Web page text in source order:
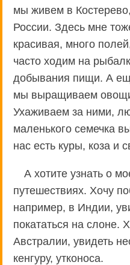
мы живем в
России. Здесь мне
красивая, много
часто ходим на
добывания пищи. А
мы выращиваем
Ухаживаем за ними,
маленького семечка
нас есть куры, коза и
А хотите узнать о
путешествиях. Хочу
например, в Индии,
покататься на слоне.
Австралии, увидеть
кенгуру, утконоса.